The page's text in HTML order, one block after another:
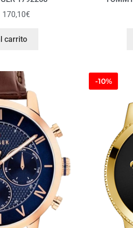
170,10€
carrito
-10%